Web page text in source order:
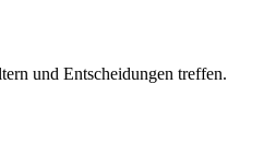
und Entscheidungen treffen.